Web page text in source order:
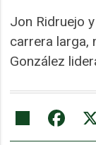
Jon Ridruejo
carrera larga,
González
Share